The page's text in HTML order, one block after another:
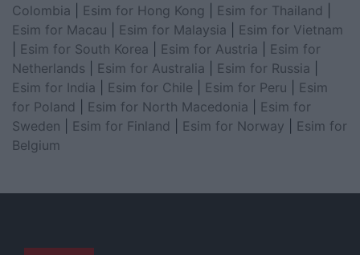
Colombia
Esim for Hong Kong Esim for Thailand
Esim for Macau
Esim for Malaysia
Esim for Vietnam
Esim for South Korea Esim for Austria
Esim for
Netherlands
Esim for Australia Esim for Russia
Esim for India
Esim for Chile Esim for Peru
Esim
for Poland
Esim for North Macedonia
Esim for
Sweden
Esim for Finland Esim for Norway
Esim for
Belgium